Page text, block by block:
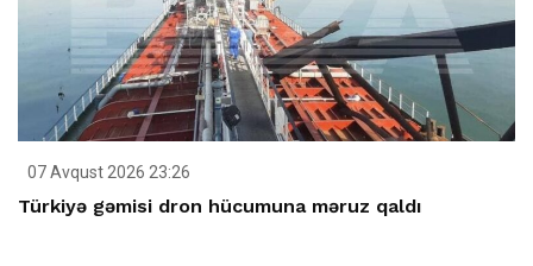
07 Avqust 2026 23:26
Türkiyə gəmisi dron hücumuna məruz qaldı